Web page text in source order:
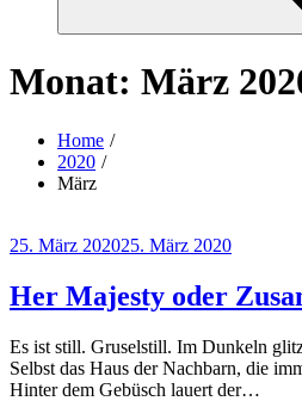
Monat: März
Home
2020
März
Posted
25. März 202025. März 2020
Her Majesty oder
Es ist still. Gruselstill. Im Dunkeln
Selbst das Haus der Nachbarn, die
Hinter dem Gebüsch lauert der…